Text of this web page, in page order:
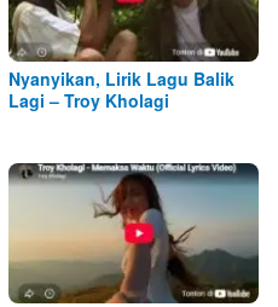
Nyanyikan, Lirik Lagu Balik
Lagi – Troy Kholagi